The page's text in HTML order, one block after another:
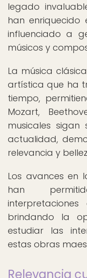
legado
han enriquecido
influenciado a
músicos y
La música
artística que ha
tiempo,
Mozart,
musicales
actualidad,
relevancia y
Los avances en
han
brindando la
estudiar las
estas obras
Relevancia